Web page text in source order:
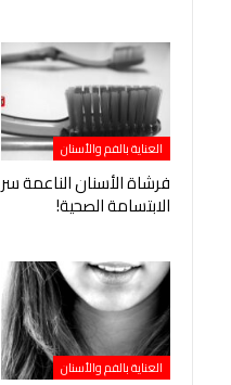
العناية بالفم والأسنان
فرشاة الأسنان الناعمة سر
الابتسامة الصحية!
العناية بالفم والأسنان